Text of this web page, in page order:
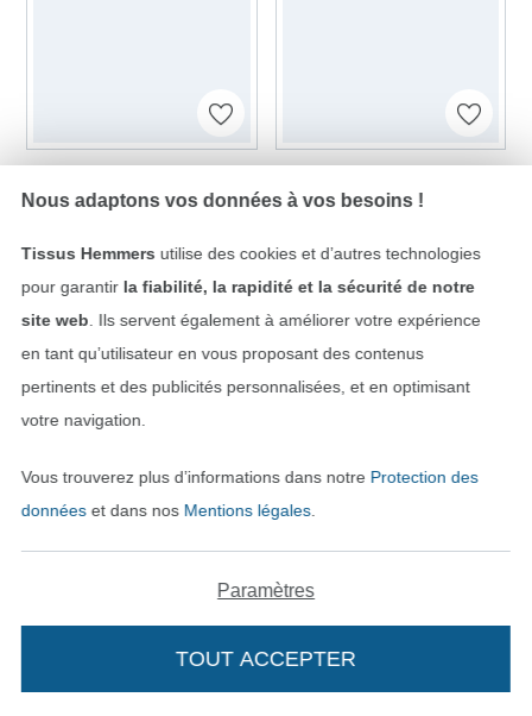
Tissu jersey de viscose Vintage Modal Touch, baies clair
15,08 € / m
Tissu jersey viscose Batik, vert
15,08 € / m
Bientôt disponible
Tissu jersey punta di roma romanite uni, prune
Nous adaptons vos données à vos besoins !
Tissus Hemmers utilise des cookies et d’autres technologies
pour garantir la fiabilité, la rapidité et la sécurité de notre
site web . Ils servent également à améliorer votre expérience
en tant qu’utilisateur en vous proposant des contenus
pertinents et des publicités personnalisées, et en optimisant
votre navigation.
Vous trouverez plus d’informations dans notre Protection des
donnéeset dans nos Mentions légales.
Paramètres
TOUT ACCEPTER